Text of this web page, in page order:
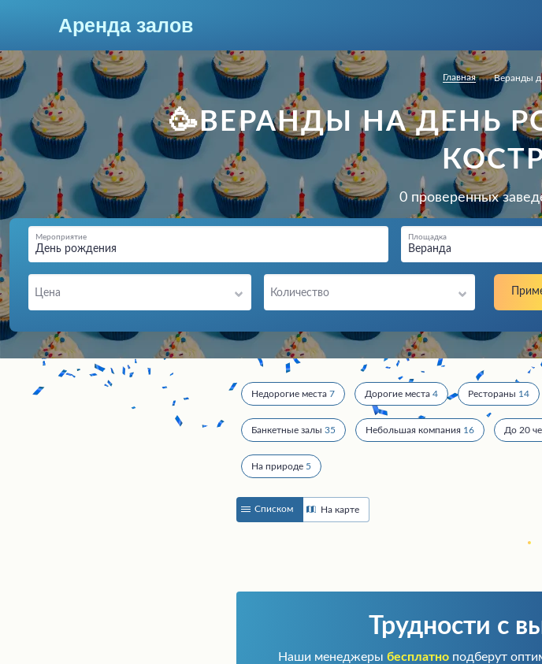
Аренда залов
Кострома
Колл-центр
+7 (906) 523-09-33
Подберите мне зал
Главная Веранды
🥳ВЕРАНДЫ НА ДЕНЬ
0 проверенных
День рождения
Мероприятие
Веранда
Площадка
Цена Количество
Недорогие места 7 Дорогие места 4 Рестораны 14
Банкетные залы 35 Небольшая компания 16 До 20
На природе 5
Списком На карте
Трудности с
Наши менеджеры бесплатноподберут